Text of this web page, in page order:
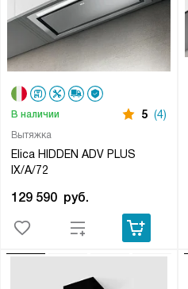
Вытяжка
Elica HIDDEN ADV PLUS
IX/A/72
В наличии 5 (4)
129 590 руб.